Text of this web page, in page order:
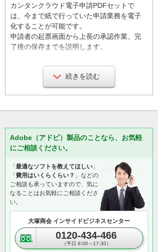
カンタンクラウド電子申請PDFセットで
は、今まで紙で行っていた申請業務を電子
化することが可能です。
申請者の起票画面から上長の承認作業、完
了後の保存までを説明します。
まずは、PDFファイルを開いて情報を入力
していきます。入力箇所がフォームになっ
ているので、指定箇所に情報を入れます。
す。
タンプ」を選択、登録済みの捺印イメージ
が出てくるので、捺印箇所をクリックしま
す。
できあがった申請書を起票します。「ツー
ル」から「署名を依頼」を選択し、承認を
もらいたい上長のメールアドレスを入力し
ます。なお、承認者が2人以上いる場合は、
続きを読む
Adobe（アドビ）製品のことなら、お気軽
にご相談ください。
「 最適なソフトを教えてほしい 」
「 費用はいくらくらい？ 」などの
ご相談も承っていますので、気に
なることはお気軽にご相談くださ
い。
大塚商会 インサイドビジネスセンター
0120-434-466
（平日 9:00～17:30）